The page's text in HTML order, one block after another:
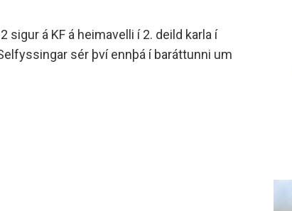
á KF á heimavelli í 2. deild karla í
sér því ennþá í baráttunni um